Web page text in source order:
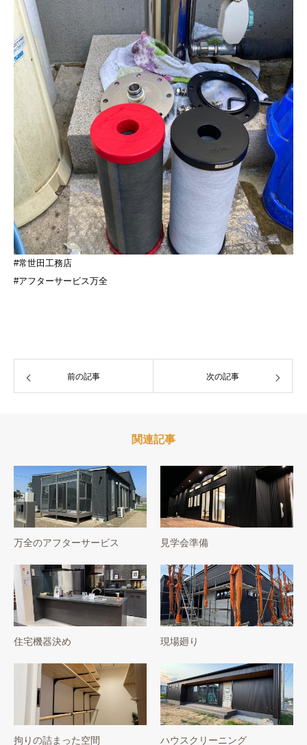
#常世田工務店
#アフターサービス万全
前の記事 次の記事
関連記事
万全のアフターサービス 見学会準備
住宅機器決め 現場廻り
拘りの詰まった空間 ハウスクリーニング